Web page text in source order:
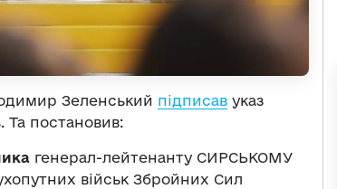
Зеленський підписав указ
Та постановив:
генерал-лейтенанту СИРСЬКОМУ
військ Збройних Сил